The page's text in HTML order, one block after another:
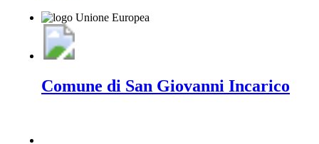
Comune di San Giovanni Incarico